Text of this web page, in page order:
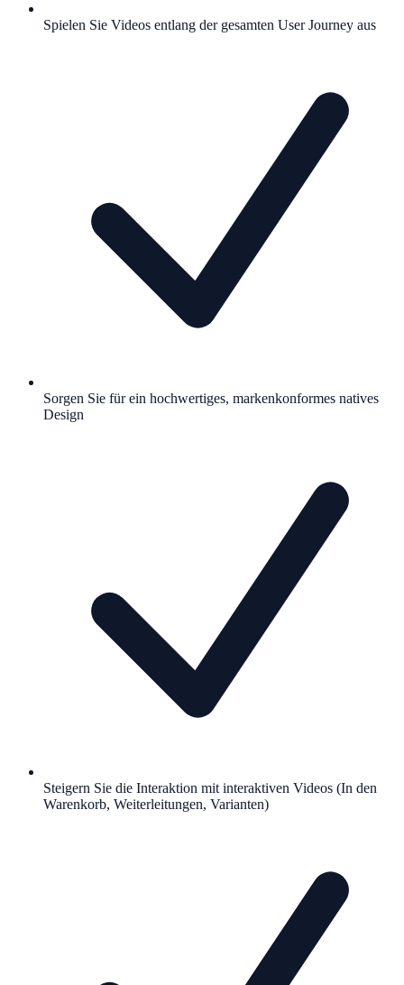
Spielen Sie Videos entlang der gesamten User Journey aus
Sorgen Sie für ein hochwertiges, markenkonformes natives
Design
Steigern Sie die Interaktion mit interaktiven Videos (In den
Warenkorb, Weiterleitungen, Varianten)